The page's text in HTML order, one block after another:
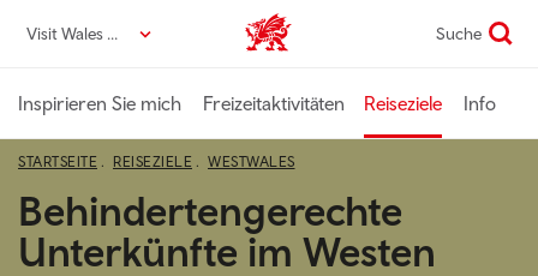
zumVisit Wales DE VisitWales home Suche
Inspirieren Sie mich Freizeitaktivitäten Reiseziele Info
STARTSEITE REISEZIELE WESTWALES
Behindertengerechte
Unterkünfte im Westen